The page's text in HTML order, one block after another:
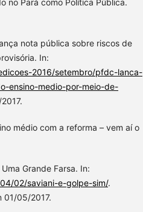
no Pará como Política Pública.
nota pública sobre riscos de
In:
2016/setembro/pfdc-lanca-
ensino-medio-por-meio-de-
médio com a reforma – vem aí o
Grande Farsa. In:
02/saviani-e-golpe-sim/.
01/05/2017.